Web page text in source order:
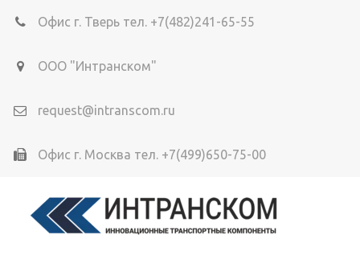
Офис г. Тверь тел. +7(482)241-65-55
ООО "Интранском"
request@intranscom.ru
Офис г. Москва тел. +7(499)650-75-00